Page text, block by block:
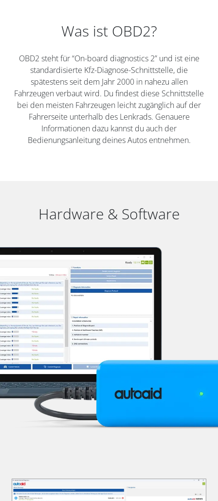
Was ist OBD2?
OBD2 steht für “On-board diagnostics 2” und ist eine
standardisierte Kfz-Diagnose-Schnittstelle, die
spätestens seit dem Jahr 2000 in nahezu allen
Fahrzeugen verbaut wird. Du findest diese Schnittstelle
bei den meisten Fahrzeugen leicht zugänglich auf der
Fahrerseite unterhalb des Lenkrads. Genauere
Informationen dazu kannst du auch der
Bedienungsanleitung deines Autos entnehmen.
Hardware & Software